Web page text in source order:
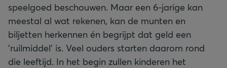
speelgoed beschouwen. Maar een 6-jarige kan
meestal al wat rekenen, kan de munten en
biljetten herkennen én begrijpt dat geld een
’ruilmiddel’ is. Veel ouders starten daarom rond
die leeftijd. In het begin zullen kinderen het